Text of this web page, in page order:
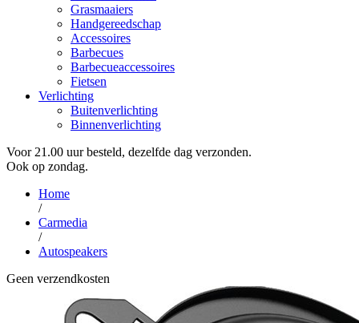
Grasmaaiers
Handgereedschap
Accessoires
Barbecues
Barbecueaccessoires
Fietsen
Verlichting
Buitenverlichting
Binnenverlichting
Voor 21.00 uur besteld, dezelfde dag verzonden.
Ook op zondag.
Home
/
Carmedia
/
Autospeakers
Geen verzendkosten